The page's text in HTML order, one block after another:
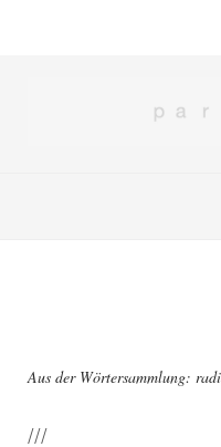
Aus der Wörtersammlung:
///